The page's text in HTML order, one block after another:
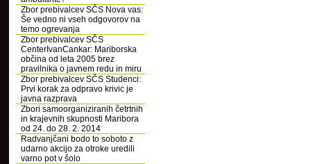
Zbor prebivalcev SČS Nova vas:
Še vedno ni vseh odgovorov na
temo ogrevanja
Zbor prebivalcev SČS
CenterIvanCankar: Mariborska
občina od leta 2005 brez
pravilnika o javnem redu in miru
Zbor prebivalcev SČS Studenci:
Prvi korak za odpravo krivic je
javna razprava
Zbori samoorganiziranih četrtnih
in krajevnih skupnosti Maribora
od 24. do 28. 2. 2014
Radvanjčani bodo to soboto z
udarno akcijo za otroke uredili
varno pot v šolo